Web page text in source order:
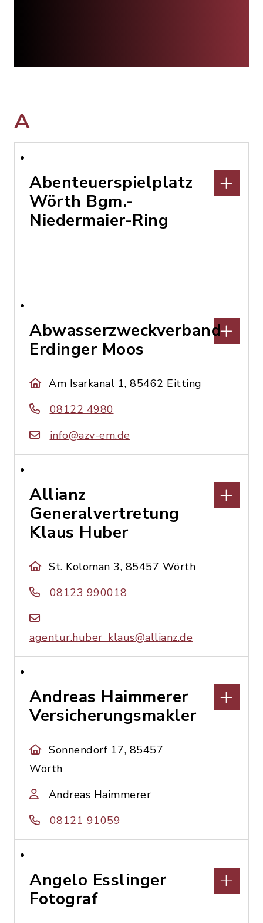
A
Abenteuerspielplatz
Wörth Bgm.-
Niedermaier-Ring
Abwasserzweckverband
Erdinger Moos
Am Isarkanal 1, 85462 Eitting
08122 4980
info@azv-em.de
Allianz
Generalvertretung
Klaus Huber
St. Koloman 3, 85457 Wörth
08123 990018
agentur.huber_klaus@allianz.de
Andreas Haimmerer
Versicherungsmakler
Sonnendorf 17, 85457
Wörth
Andreas Haimmerer
08121 91059
Angelo Esslinger
Fotograf